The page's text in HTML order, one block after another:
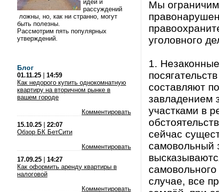
идей и
рассуждений
ложны, но, как ни странно, могут
быть полезны.
Рассмотрим пять популярных
утверждений.
Блог
01.11.25
14:59
Как недорого купить однокомнатную
квартиру на вторичном рынке в
вашем городе
Комментировать
15.10.25
22:07
Обзор БК БетСити
Комментировать
17.09.25
14:27
Как оформить аренду квартиры в
налоговой
Комментировать
Мы
уголовного
1.
составляют
завладением
участками в
сейчас
самовольный
случае, все